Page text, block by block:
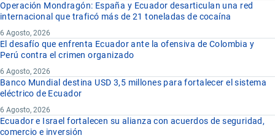
Operación Mondragón: España y Ecuador desarticulan una red
internacional que traficó más de 21 toneladas de cocaína
6 Agosto, 2026
El desafío que enfrenta Ecuador ante la ofensiva de Colombia y
Perú contra el crimen organizado
6 Agosto, 2026
Banco Mundial destina USD 3,5 millones para fortalecer el sistema
eléctrico de Ecuador
6 Agosto, 2026
Ecuador e Israel fortalecen su alianza con acuerdos de seguridad,
comercio e inversión